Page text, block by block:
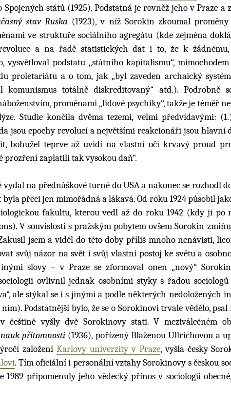
států (1925). Podstatná je rovněž jeho v Praze a
stav Ruska (1923), v níž Sorokin zkoumal
ve struktuře sociálního agregátu (kde zejména
a na řadě statistických dat i to, že k žádnému,
vysvětloval podstatu „státního kapitalismu“,
proletariátu a o tom, jak „byl zaveden archaický
komunismus totálně diskreditovaný“ atd.). Podrobně
proměnami „lidové psychiky“, takže je téměř
Studie končila dvěma tezemi, velmi předvídavými:
jsou epochy revolucí a největšími reakcionáři jsou
bohužel teprve až uvidí na vlastní oči krvavý proud
prozření zaplatili tak vysokou daň“.
vydal na přednáškové turné do USA a nakonec se rozhodl
přeci jen mimořádná a lákavá. Od roku 1924 působil
fakultu, kterou vedl až do roku 1942 (kdy ji po
V souvislosti s pražským pobytem ovšem Sorokin
jsem a viděl do této doby příliš mnoho nenávisti,
svůj názor na svět i svůj vlastní postoj ke světu a
slovy – v Praze se zformoval onen „nový“
ovlivnil jednak osobními styky s řadou
ale stýkal se i s jinými a podle některých nedoložených
Podstatnější bylo, že se o Sorokinovi trvale vědělo,
češtině vyšly dvě Sorokinovy stati. V meziválečném
přítomnosti (1936), pořízený Blaženou Ullrichovou a
založeníKarlovy univerzity v Praze, vyšla česky
. Tím oficiální i personální vztahy Sorokinovy s českou
1989 připomenuly jeho vědecký přínos v sociologii